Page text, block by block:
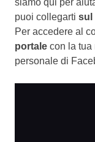
puoi collegarti sul
Per accedere al
portale con la tua
personale di